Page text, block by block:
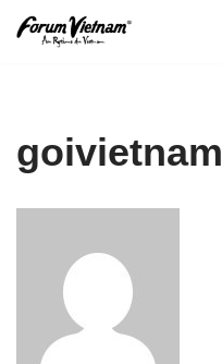
goivietnam